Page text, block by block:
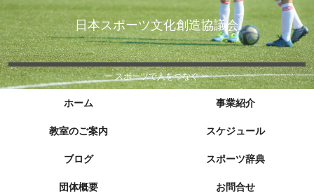
日本スポーツ文化創造協議会
ー スポーツで人をつなぐ ー
ホーム 事業紹介
教室のご案内 スケジュール
ブログ スポーツ辞典
団体概要 お問合せ